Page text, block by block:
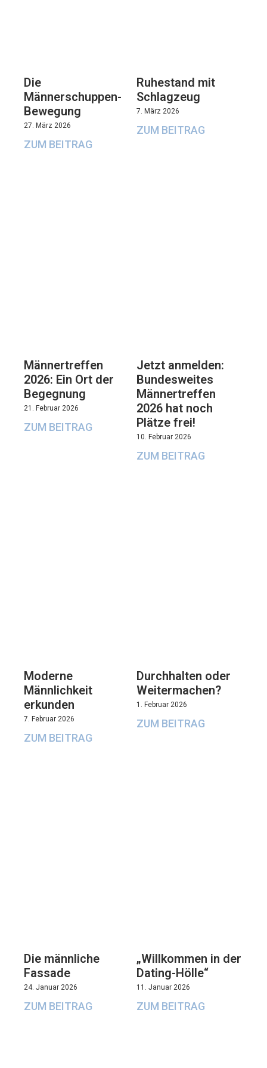
Die
Männerschuppen-
Bewegung
27. März 2026
ZUM BEITRAG
Ruhestand mit
Schlagzeug
7. März 2026
ZUM BEITRAG
Männertreffen
2026: Ein Ort der
Begegnung
21. Februar 2026
ZUM BEITRAG
Jetzt anmelden:
Bundesweites
Männertreffen
2026 hat noch
Plätze frei!
10. Februar 2026
ZUM BEITRAG
Moderne
Männlichkeit
erkunden
7. Februar 2026
ZUM BEITRAG
Durchhalten oder
Weitermachen?
1. Februar 2026
ZUM BEITRAG
Die männliche
Fassade
24. Januar 2026
ZUM BEITRAG
„Willkommen in der
Dating-Hölle“
11. Januar 2026
ZUM BEITRAG